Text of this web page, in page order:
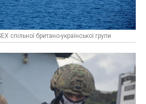
спільної британо-української групи